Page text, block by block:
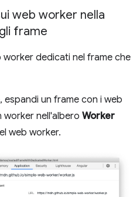
web worker nella
frame
worker dedicati nel frame che
, espandi un frame con i web
worker nell'albero Worker
web worker.